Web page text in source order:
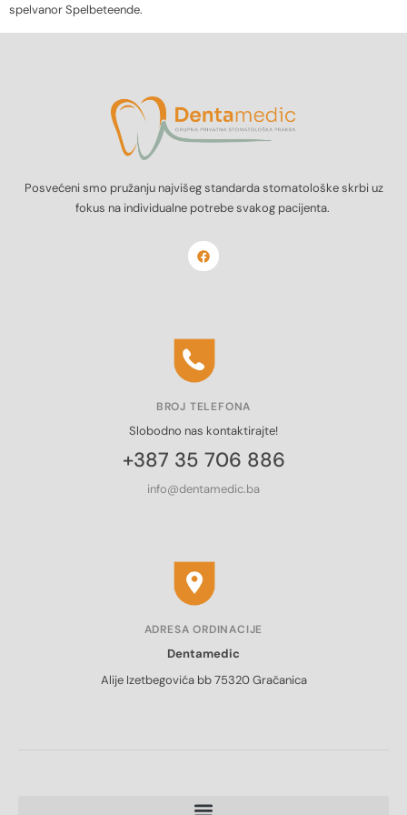
spelvanor Spelbeteende.
Posvećeni smo pružanju najvišeg standarda stomatološke skrbi uz
fokus na individualne potrebe svakog pacijenta.
BROJ TELEFONA
Slobodno nas kontaktirajte!
+387 35 706 886
info@dentamedic.ba
ADRESA ORDINACIJE
Dentamedic
Alije Izetbegovića bb 75320 Gračanica